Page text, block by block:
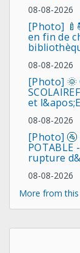
08-08-2026
[Photo]
en fin de
08-08-2026
[Photo] 🌞
et
08-08-2026
[Photo] 🚰
POTABLE
rupture
08-08-2026
More from